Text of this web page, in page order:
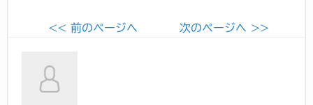
<< 前のページへ 次のページへ >>